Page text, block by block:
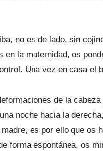
no es de lado, sin
la maternidad, os
Una vez en casa el
de la
noche hacia la
es por ello que os
forma espontánea, os